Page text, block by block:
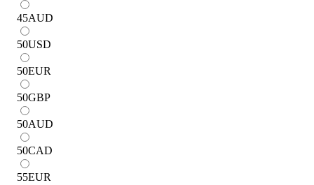
45AUD
50USD
50EUR
50GBP
50AUD
50CAD
55EUR